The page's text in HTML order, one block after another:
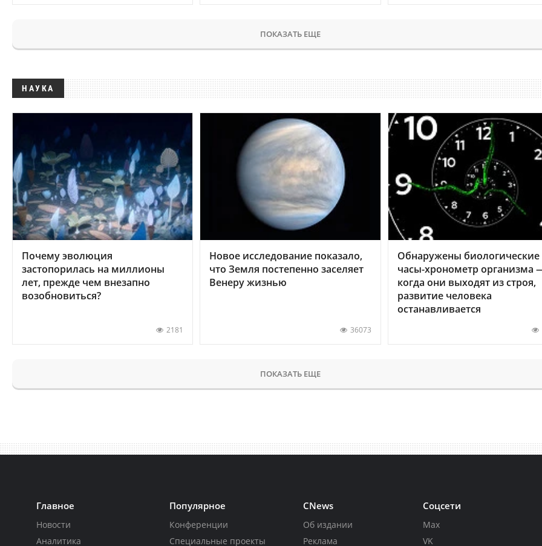
ПОКАЗАТЬ ЕЩЕ
НАУКА
Почему эволюция
застопорилась на миллионы
лет, прежде чем внезапно
возобновиться?
2181
Новое исследование показало,
что Земля постепенно заселяет
Венеру жизнью
36073
Обнаружены биологические
часы-хронометр организма
когда они выходят из строя,
развитие человека
останавливается
ПОКАЗАТЬ ЕЩЕ
Главное
Новости
Аналитика
Популярное
Конференции
Специальные проекты
CNews
Об издании
Реклама
Соцсети
Max
VK